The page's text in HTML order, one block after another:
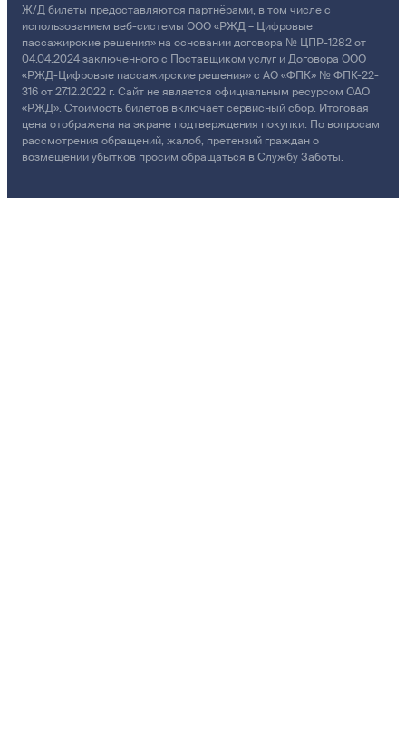
Ж/Д билеты предоставляются партнёрами, в том числе с
использованием веб-системы ООО «РЖД – Цифровые
пассажирские решения» на основании договора № ЦПР-1282 от
04.04.2024 заключенного с Поставщиком услуг и Договора ООО
«РЖД-Цифровые пассажирские решения» с АО «ФПК» № ФПК-22-
316 от 27.12.2022 г. Сайт не является официальным ресурсом ОАО
«РЖД». Стоимость билетов включает сервисный сбор. Итоговая
цена отображена на экране подтверждения покупки. По вопросам
рассмотрения обращений, жалоб, претензий граждан о
возмещении убытков просим обращаться в Службу Заботы.